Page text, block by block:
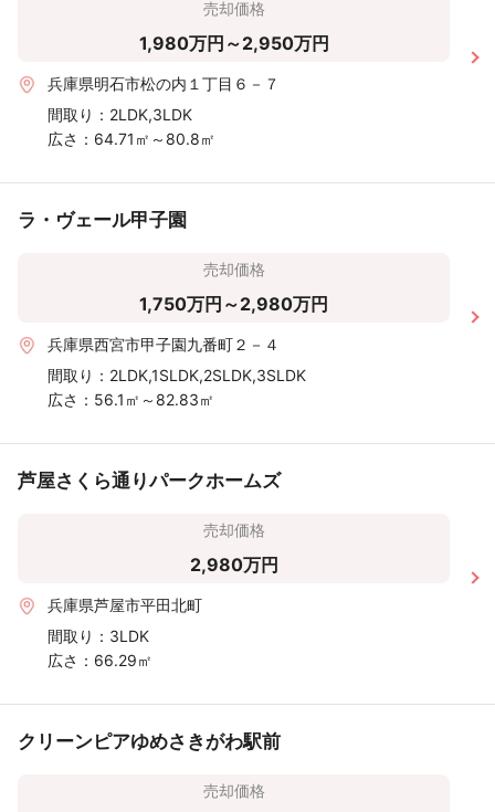
売却価格
1,980万円～2,950万円
兵庫県明石市松の内１丁目６－７
間取り： 2LDK,3LDK
広さ： 64.71㎡～80.8㎡
ラ・ヴェール甲子園
売却価格
1,750万円～2,980万円
兵庫県西宮市甲子園九番町２－４
間取り： 2LDK,1SLDK,2SLDK,3SLDK
広さ： 56.1㎡～82.83㎡
芦屋さくら通りパークホームズ
売却価格
2,980万円
兵庫県芦屋市平田北町
間取り： 3LDK
広さ： 66.29㎡
クリーンピアゆめさきがわ駅前
売却価格